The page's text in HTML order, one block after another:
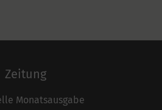
Zeitung
Monatsausgabe